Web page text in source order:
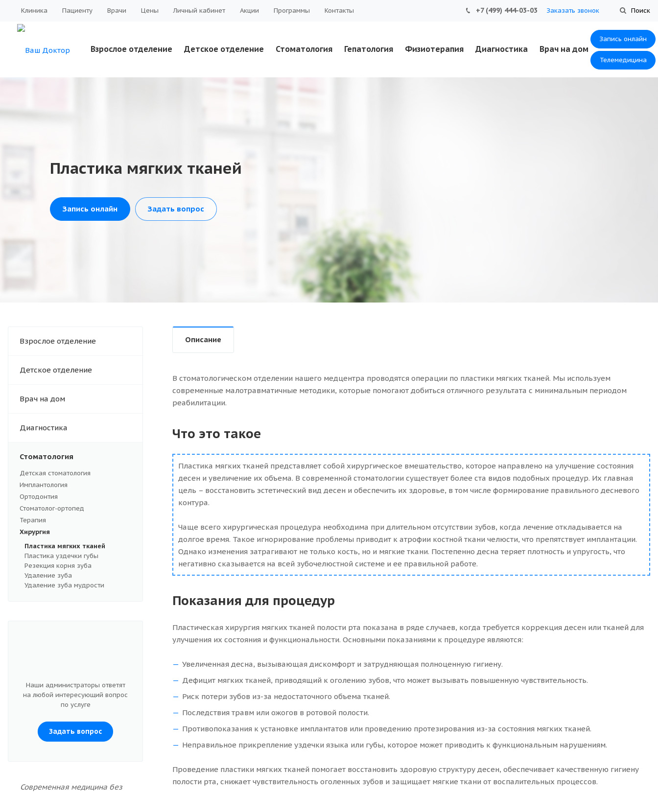
Поиск
Клиника Пациенту Врачи Цены Личный кабинет Акции Программы Контакты +7 (499) 444-03-03 Заказать звонок
Запись онлайн
Телемедицина
Взрослое отделение Детское отделение Стоматология Гепатология Физиотерапия Диагностика Врач на дом
Пластика мягких тканей
Запись онлайн Задать вопрос
Взрослое отделение
Детское отделение
Врач на дом
Диагностика
Стоматология
Детская стоматология
Имплантология
Ортодонтия
Стоматолог-ортопед
Терапия
Хирургия
Пластика мягких тканей
Пластика уздечки губы
Резекция корня зуба
Удаление зуба
Удаление зуба мудрости
Наши администраторы ответят
на любой интересующий вопрос
по услуге
Задать вопрос
Современная медицина без
Описание
В стоматологическом отделении нашего медцентра проводятся операции по пластики мягких тканей. Мы используем
современные малотравматичные методики, которые помогают добиться отличного результата с минимальным периодом
реабилитации.
Что это такое
Пластика мягких тканей представляет собой хирургическое вмешательство, которое направлено на улучшение состояния
десен и увеличение их объема. В современной стоматологии существует более ста видов подобных процедур. Их главная
цель – восстановить эстетический вид десен и обеспечить их здоровье, в том числе формирование правильного десневого
контура.
Чаще всего хирургическая процедура необходима при длительном отсутствии зубов, когда лечение откладывается на
долгое время. Такое игнорирование проблемы приводит к атрофии костной ткани челюсти, что препятствует имплантации.
Однако изменения затрагивают не только кость, но и мягкие ткани. Постепенно десна теряет плотность и упругость, что
негативно сказывается на всей зубочелюстной системе и ее правильной работе.
Показания для процедур
Пластическая хирургия мягких тканей полости рта показана в ряде случаев, когда требуется коррекция десен или тканей для
улучшения их состояния и функциональности. Основными показаниями к процедуре являются:
Увеличенная десна, вызывающая дискомфорт и затрудняющая полноценную гигиену.
Дефицит мягких тканей, приводящий к оголению зубов, что может вызывать повышенную чувствительность.
Риск потери зубов из-за недостаточного объема тканей.
Последствия травм или ожогов в ротовой полости.
Противопоказания к установке имплантатов или проведению протезирования из-за состояния мягких тканей.
Неправильное прикрепление уздечки языка или губы, которое может приводить к функциональным нарушениям.
Проведение пластики мягких тканей помогает восстановить здоровую структуру десен, обеспечивает качественную гигиену
полости рта, снижает чувствительность оголенных зубов и защищает мягкие ткани от воспалительных процессов.